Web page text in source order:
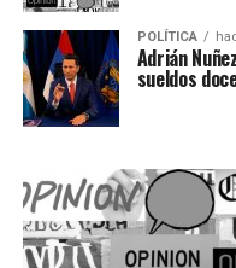
POLÍTICA
Adrián
sueldos